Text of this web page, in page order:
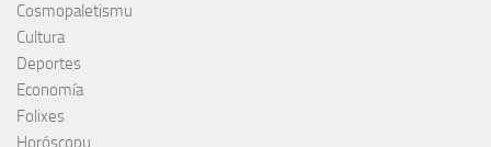
Cosmopaletismu
Cultura
Deportes
Economía
Folixes